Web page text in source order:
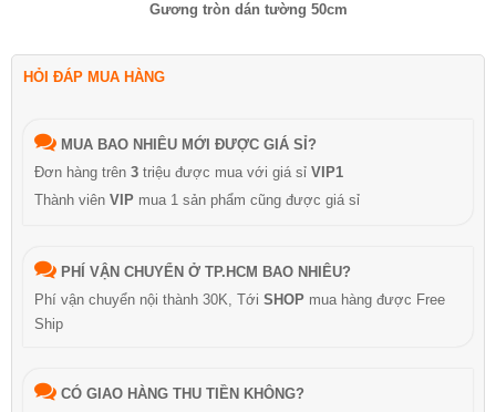
Gương tròn dán tường 50cm
HỎI ĐÁP MUA HÀNG
MUA BAO NHIÊU MỚI ĐƯỢC GIÁ SỈ?
Đơn hàng trên 3 triệu được mua với giá sỉ VIP1
Thành viên VIP mua 1 sản phẩm cũng được giá sỉ
PHÍ VẬN CHUYỂN Ở TP.HCM BAO NHIÊU?
Phí vận chuyển nội thành 30K, Tới SHOP mua hàng được Free
Ship
CÓ GIAO HÀNG THU TIỀN KHÔNG?